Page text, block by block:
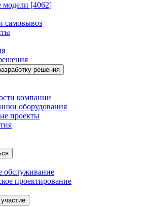
модели [4062]
самовывоз
решения
компании
оборудования
проекты
обслуживание
проектирование